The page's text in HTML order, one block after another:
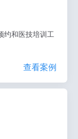
约和医技培训工
查看案例